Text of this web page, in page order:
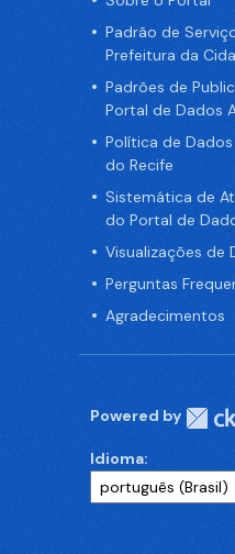
Padrão de
Prefeitura da
Padrões de
Portal de Dados
Política de
do Recife
Sistemática de
do Portal de
Visualizações de
Perguntas
Agradecimentos
Powered by
Idioma